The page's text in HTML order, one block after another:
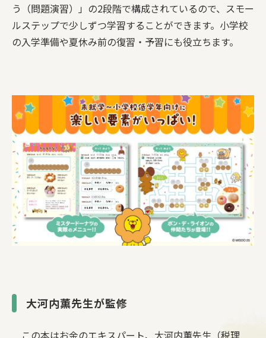
う（問題演習）」の2段階で構成されているので、スモー
ルステップで少しずつ学習することができます。小学校
の入学準備や夏休み前の復習・予習にも役立ちます。
大河内薫先生が監修
この本はお金のエキスパート、大河内薫先生（税理